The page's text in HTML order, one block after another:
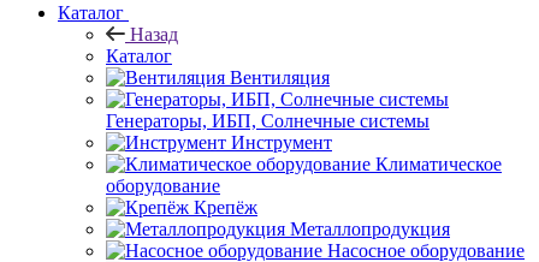
Каталог
Назад
Каталог
Вентиляция
Генераторы, ИБП, Солнечные системы
Инструмент
Климатическое
оборудование
Крепёж
Металлопродукция
Насосное оборудование